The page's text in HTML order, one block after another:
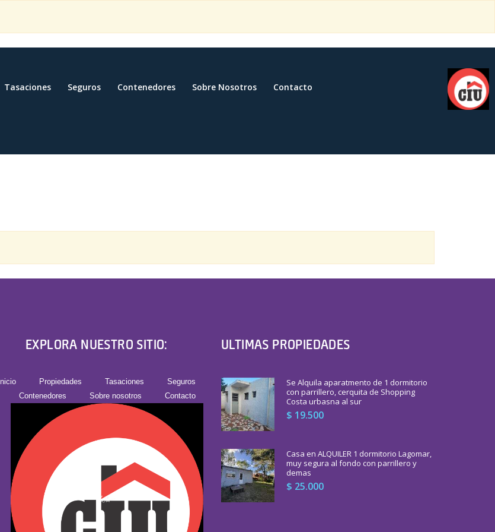
Tasaciones Seguros Contenedores Sobre Nosotros Contacto
EXPLORA NUESTRO SITIO:
Inicio Propiedades Tasaciones
Seguros
Contenedores
Sobre nosotros Contacto
ULTIMAS PROPIEDADES
Se Alquila aparatmento de 1 dormitorio
con parrillero, cerquita de Shopping
Costa urbasna al sur
$ 19.500
Casa en ALQUILER 1 dormitorio Lagomar,
muy segura al fondo con parrillero y
demas
$ 25.000